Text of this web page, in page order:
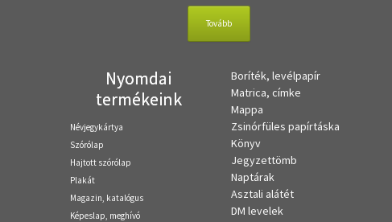
Tovább
Nyomdai
termékeink
Névjegykártya
Szórólap
Hajtott szórólap
Plakát
Magazin, katalógus
Képeslap, meghívó
Boríték, levélpapír
Matrica, címke
Mappa
Zsinórfüles papírtáska
Könyv
Jegyzettömb
Naptárak
Asztali alátét
DM levelek